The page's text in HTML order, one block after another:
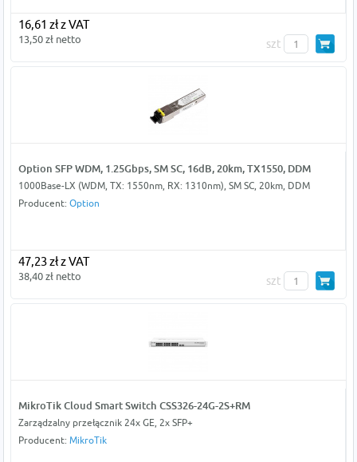
16,61 zł z VAT
13,50 zł netto szt
Option SFP WDM, 1.25Gbps, SM SC, 16dB, 20km, TX1550, DDM
1000Base-LX (WDM, TX: 1550nm, RX: 1310nm), SM SC, 20km, DDM
Producent: Option
47,23 zł z VAT
38,40 zł netto szt
MikroTik Cloud Smart Switch CSS326-24G-2S+RM
Zarządzalny przełącznik 24x GE, 2x SFP+
Producent: MikroTik